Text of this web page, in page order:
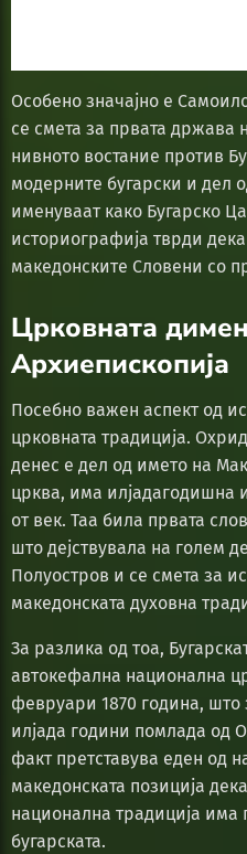
Особено значајно е
се смета за првата држава
нивното востание против
модерните бугарски и дел
именуваат како Бугарско
историографија тврди
македонските Словени со
Црковната
Архиепископија
Посебно важен аспект од
црковната традиција.
денес е дел од името на
црква, има илјадагодишна
от век. Таа била првата
што дејствувала на голем
Полуостров и се смета за
македонската духовна
За разлика од тоа,
автокефална национална
февруари 1870 година, што
илјада години помлада од
факт претставува еден од
македонската позиција
национална традиција има
бугарската.